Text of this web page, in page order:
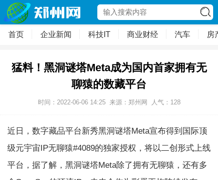
首页 企业新闻 科技IT 商业财经 汽车 房
猛料！黑洞谜塔Meta成为国内首家拥有无
聊猿的数藏平台
时间：2022-06-06 14:25 来源：郑州网 人气： 128
近日，数字藏品平台新秀黑洞谜塔Meta宣布得到国际顶
级元宇宙IP无聊猿#4089的独家授权，将以二创形式上线
平台，据了解，黑洞谜塔Meta除了拥有无聊猿，还有多